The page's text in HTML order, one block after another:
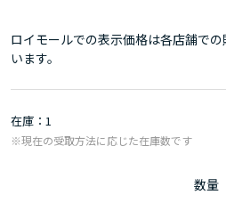
ロイモールでの表示価格は各店舗で
います。
在庫 1
※現在の受取方法に応じた在庫数です
数量